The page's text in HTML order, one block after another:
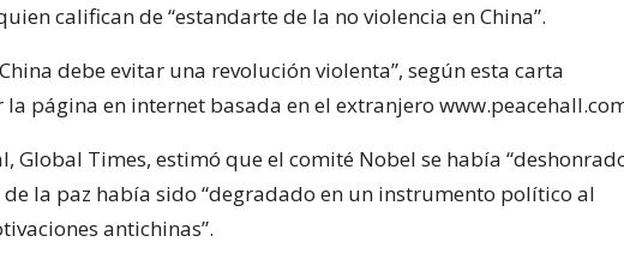
califican de “estandarte de la no violencia en China”.
debe evitar una revolución violenta”, según esta carta
página en internet basada en el extranjero
Global Times, estimó que el comité Nobel se había
la paz había sido “degradado en un instrumento político al
antichinas”.